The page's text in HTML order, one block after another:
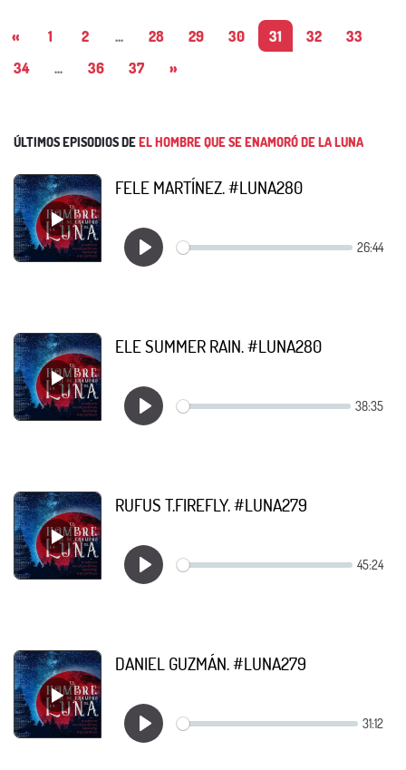
« 1 2 ... 28 29 30 31 32
33
34
... 36 37 »
ÚLTIMOS EPISODIOS DEEL HOMBRE QUE SE ENAMORÓ DE LA LUNA
FELE MARTÍNEZ. #LUNA280
ELE SUMMER RAIN. #LUNA280
RUFUS T.FIREFLY. #LUNA279
DANIEL GUZMÁN. #LUNA279